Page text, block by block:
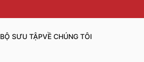
BỘ SƯU TẬPVỀ CHÚNG TÔI